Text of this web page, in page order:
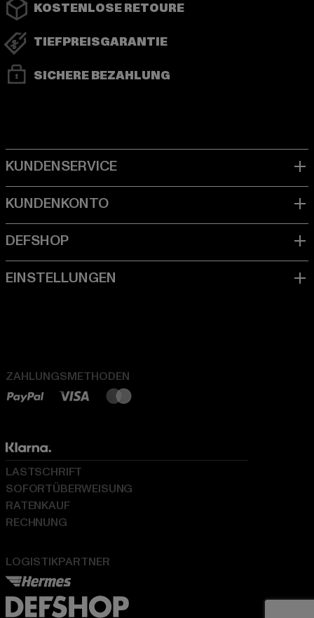
KOSTENLOSE RETOURE
TIEFPREISGARANTIE
SICHERE BEZAHLUNG
ZAHLUNGSMETHODEN
LOGISTIKPARTNER
LASTSCHRIFT
SOFORTÜBERWEISUNG
RATENKAUF
RECHNUNG